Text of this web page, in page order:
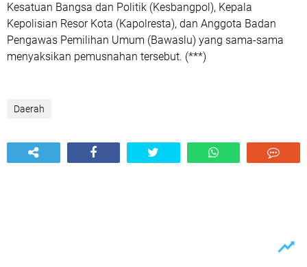
Kesatuan Bangsa dan Politik (Kesbangpol), Kepala
Kepolisian Resor Kota (Kapolresta), dan Anggota Badan
Pengawas Pemilihan Umum (Bawaslu) yang sama-sama
menyaksikan pemusnahan tersebut. (***)
Daerah